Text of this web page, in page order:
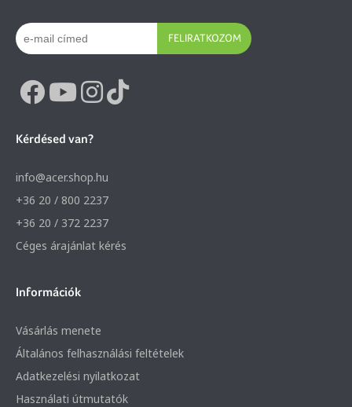
FELIRATKOZOM
Kérdésed van?
info@acer.shop.hu
+36 20 / 800 2237
+36 20 / 372 2237
Céges árajánlat kérés
Információk
Vásárlás menete
Általános felhasználási feltételek
Adatkezelési nyilatkozat
Használati útmutatók